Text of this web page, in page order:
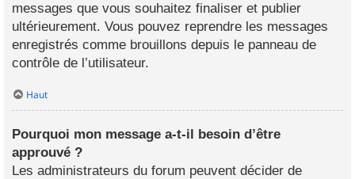
messages que vous souhaitez finaliser et publier
ultérieurement. Vous pouvez reprendre les messages
enregistrés comme brouillons depuis le panneau de
contrôle de l’utilisateur.
Haut
Pourquoi mon message a-t-il besoin d’être
approuvé ?
Les administrateurs du forum peuvent décider de